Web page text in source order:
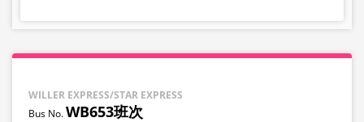
WILLER EXPRESS/STAR EXPRESS
WB653班次